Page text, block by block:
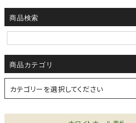
商品検索
商品カテゴリ
カテゴリーを選択してください